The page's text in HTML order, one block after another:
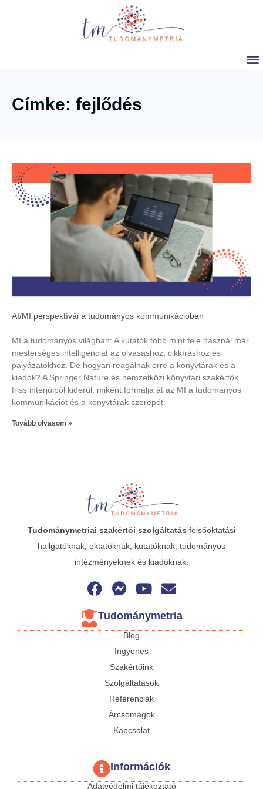
Címke: fejlődés
AI/MI perspektívái a tudományos kommunikációban
MI a tudományos világban: A kutatók több mint fele használ már
mesterséges intelligenciát az olvasáshoz, cikkíráshoz és
pályázatokhoz. De hogyan reagálnak erre a könyvtárak és a
kiadók? A Springer Nature és nemzetközi könyvtári szakértők
friss interjúiból kiderül, miként formálja át az MI a tudományos
kommunikációt és a könyvtárak szerepét.
Tovább olvasom »
Tudománymetriai szakértői szolgáltatás felsőoktatási
hallgatóknak, oktatóknak, kutatóknak, tudományos
intézményeknek és kiadóknak.
Tudománymetria
Blog
Ingyenes
Szakértőink
Szolgáltatások
Referenciák
Árcsomagok
Kapcsolat
Információk
Adatvédelmi tájékoztató